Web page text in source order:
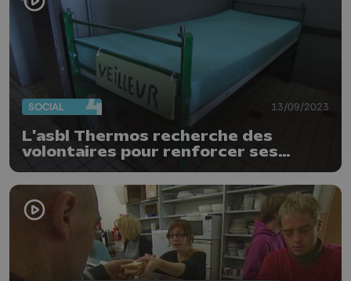
SOCIAL 13/09/2023
L'asbl Thermos recherche des
volontaires pour renforcer ses